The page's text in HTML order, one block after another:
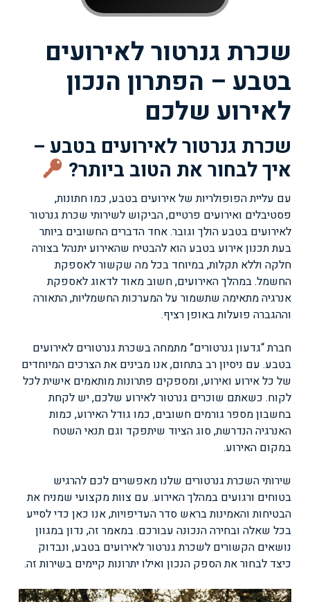
שכרת גנרטור לאירועים
בטבע – הפתרון הנכון
לאירוע שלכם
שכרת גנרטור לאירועים בטבע –
איך לבחור את הטוב ביותר?
עם עליית הפופולריות של אירועים בטבע, כמו חתונות,
פסטיבלים ואירועים פרטיים, הביקוש לשירותי שכרת גנרטור
לאירועים בטבע הולך וגובר. אחד הדברים החשובים ביותר
בעת תכנון אירוע בטבע הוא להבטיח שהאירוע יתנהל בצורה
חלקה וללא תקלות, במיוחד בכל מה שקשור לאספקת
החשמל. במהלך האירועים, חשוב מאוד לדאוג לאספקת
אנרגיה מתאימה שתשמור על המערכות החשמליות, התאורה
וההגברה פועלות באופן רציף.
חברת “גדעון גנרטורים” מתמחה בשכרת גנרטורים לאירועים
בטבע. עם ניסיון רב בתחום, אנו מבינים את הצרכים המיוחדים
של כל אירוע ואירוע, ומספקים פתרונות מותאמים אישית לכל
לקוח. כשאתם שוכרים גנרטור לאירוע שלכם, יש לקחת
בחשבון מספר גורמים חשובים, כמו גודל האירוע, כמות
האנרגיה הנדרשת, סוג הציוד שיתפקד וגם תנאי השטח
במקום האירוע.
שירותי השכרת גנרטורים שלנו מאפשרים לכם להרגיש
בטוחים ורגועים במהלך האירוע. עם צוות מקצועי שמניח את
הבטיחות והאמינות בראש סדר העדיפויות, אנו כאן כדי לסייע
בכל שאלה ובחירה הנכונה עבורכם. במאמר זה, נדון במגוון
נושאים הקשורים לשכרת גנרטור לאירועים בטבע, ונבדוק
כיצד לבחור את הספק הנכון ואילו יתרונות קיימים בשירות זה.